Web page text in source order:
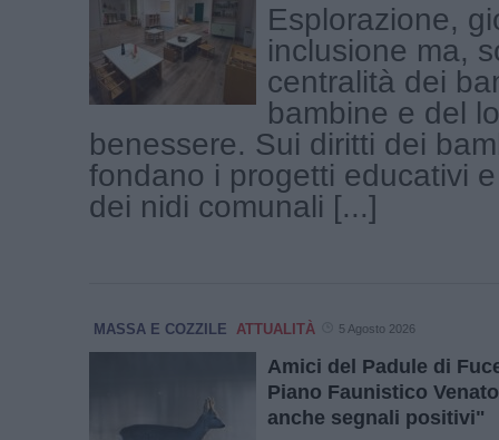
Esplorazione,
inclusione ma,
centralità dei
bambine e del
benessere. Sui diritti dei
fondano i progetti educativi
dei nidi comunali [...]
MASSA E COZZILE ATTUALITÀ 5 Agosto 2026
Amici del Padule di
Piano Faunistico
anche segnali positivi"